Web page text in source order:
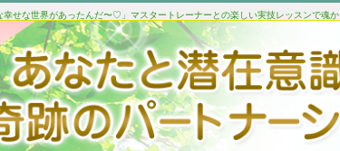
せな世界があったんだ〜♡」マスタートレーナーとの楽しい実技レッスンで魂か